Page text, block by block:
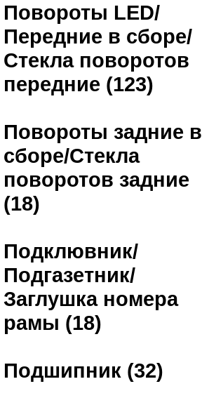
Повороты LED/
Передние в сборе/
Стекла поворотов
передние (123)
Повороты задние в
сборе/Стекла
поворотов задние
(18)
Подклювник/
Подгазетник/
Заглушка номера
рамы (18)
Подшипник (32)